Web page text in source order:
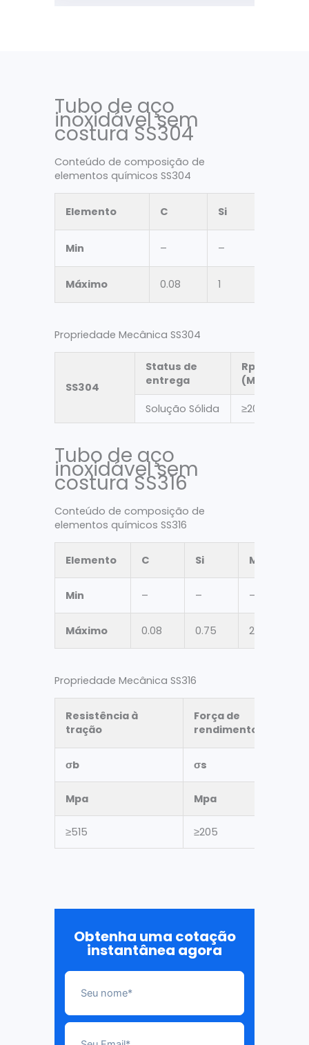
Tubo de aço
inoxidável sem
costura SS304
Conteúdo de composição de
elementos químicos SS304
Elemento C Si
Min – –
Máximo 0.08 1
Propriedade Mecânica SS304
SS304
Status de
entrega
Rp0,2
(MPa)
Solução Sólida ≥205
Tubo de aço
inoxidável sem
costura SS316
Conteúdo de composição de
elementos químicos SS316
Elemento C Si Mn
Min – – –
Máximo 0.08 0.75 2
Propriedade Mecânica SS316
Resistência à
tração
Força de
rendimento
σb σs
Mpa Mpa
≥515 ≥205
Obtenha uma cotação
instantânea agora